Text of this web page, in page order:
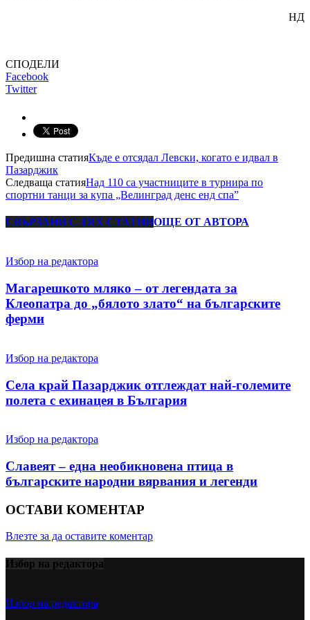
НД
СПОДЕЛИ
Facebook
Twitter
Предишна статияКъде е отсядал Левски, когато е идвал в
Пазарджик
Следваща статияНад 110 са участниците в турнира по
спортни танци за купа „Велинград денс енд спа”
СВЪРЗАНИ С ТЯХ СТАТИИОЩЕ ОТ АВТОРА
Избор на редактора
Магарешкото мляко – от легендата за
Клеопатра до „бялото злато“ на българските
ферми
Избор на редактора
Села край Пазарджик отглеждат най-големите
полета с ехинацея в България
Избор на редактора
Славеят – една необикновена птица в
българските народни вярвания и легенди
ОСТАВИ КОМЕНТАР
Влезте за да оставите коментар
Избор на редактора
Избор на редактора